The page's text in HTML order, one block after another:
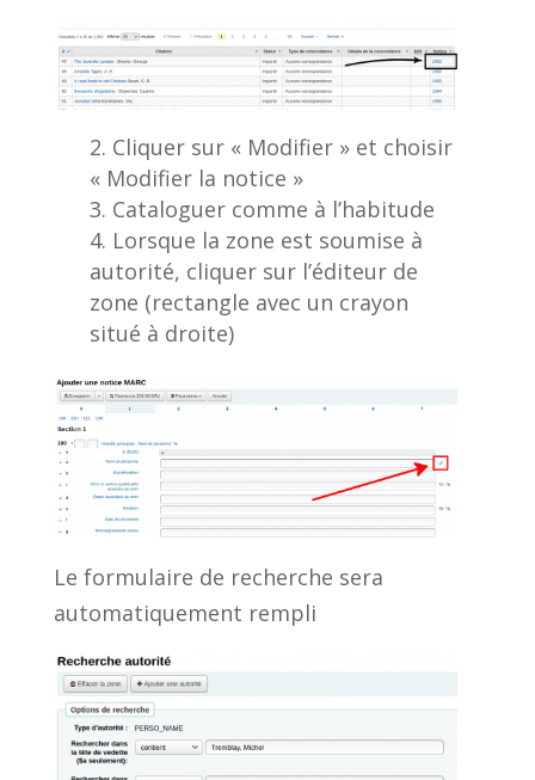
Cliquer sur « Modifier » et choisir
« Modifier la notice »
Cataloguer comme à l’habitude
Lorsque la zone est soumise à
autorité, cliquer sur l’éditeur de
zone (rectangle avec un crayon
situé à droite)
Le formulaire de recherche sera
automatiquement rempli